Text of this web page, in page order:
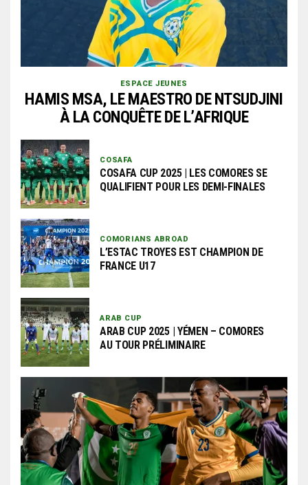
ESPACE JEUNES
HAMIS MSA, LE MAESTRO DE NTSUDJINI
À LA CONQUÊTE DE L’AFRIQUE
COSAFA
COSAFA CUP 2025 | LES COMORES SE
QUALIFIENT POUR LES DEMI-FINALES
COMORIANS ABROAD
L’ESTAC TROYES EST CHAMPION DE
FRANCE U17
ARAB CUP
ARAB CUP 2025 | YÉMEN – COMORES
AU TOUR PRÉLIMINAIRE